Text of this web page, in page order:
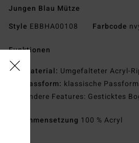
Jungen Blau Mütze
Style EBBHA00108 Farbcode
Funktionen
Material: Umgefalteter Acryl-
Passform: klassische Passform
Andere Features: Gesticktes
Zusammensetzung 100 % Acryl